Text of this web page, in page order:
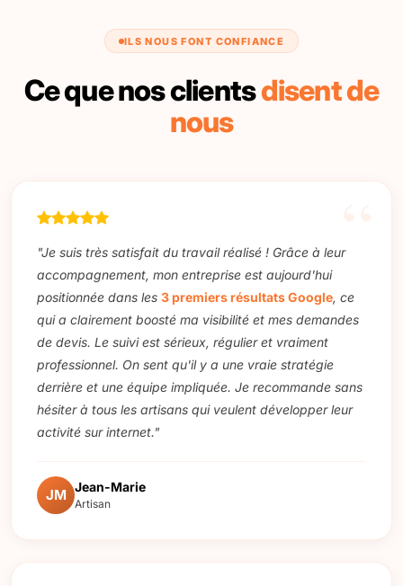
ILS NOUS FONT CONFIANCE
Ce que nos clientsdisent de
nous
"Je suis très satisfait du travail réalisé ! Grâce à leur
accompagnement, mon entreprise est aujourd'hui
positionnée dans les 3 premiers résultats Google, ce
qui a clairement boosté ma visibilité et mes demandes
de devis. Le suivi est sérieux, régulier et vraiment
professionnel. On sent qu'il y a une vraie stratégie
derrière et une équipe impliquée. Je recommande sans
hésiter à tous les artisans qui veulent développer leur
activité sur internet."
JM Jean-Marie
Artisan